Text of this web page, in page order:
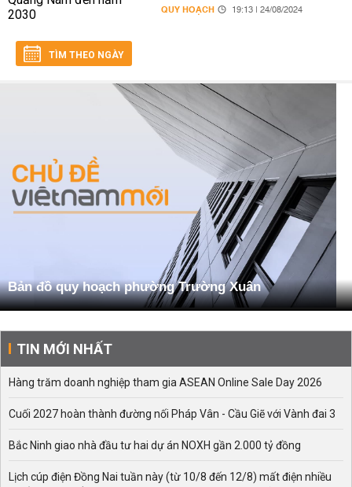
QUY HOẠCH 19:13 | 24/08/2024
TÌM THEO NGÀY
Bản đồ quy hoạch phường Trường Xuân
TIN MỚI NHẤT
Hàng trăm doanh nghiệp tham gia ASEAN Online Sale Day 2026
Cuối 2027 hoàn thành đường nối Pháp Vân - Cầu Giẽ với Vành đai 3
Bắc Ninh giao nhà đầu tư hai dự án NOXH gần 2.000 tỷ đồng
Lịch cúp điện Đồng Nai tuần này (từ 10/8 đến 12/8) mất điện nhiều